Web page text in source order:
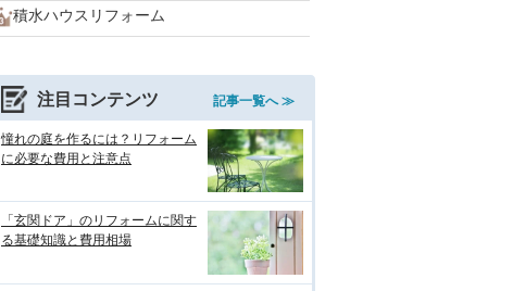
積水ハウスリフォーム
注目コンテンツ 記事一覧へ ≫
憧れの庭を作るには？リフォーム
に必要な費用と注意点
「玄関ドア」のリフォームに関す
る基礎知識と費用相場